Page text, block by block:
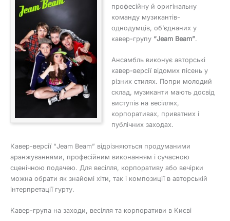
професійну й оригінальну
команду музикантів-
однодумців, об’єднаних у
кавер-групу “Jeam Beam”.
Ансамбль виконує авторські
кавер-версії відомих пісень у
різних стилях. Попри молодий
склад, музиканти мають досвід
виступів на весіллях,
корпоративах, приватних і
публічних заходах.
Кавер-версії “Jeam Beam” відрізняються продуманими
аранжуваннями, професійним виконанням і сучасною
сценічною подачею. Для весілля, корпоративу або вечірки
можна обрати як знайомі хіти, так і композиції в авторській
інтерпретації гурту.
Кавер-група на заходи, весілля та корпоративи в Києві